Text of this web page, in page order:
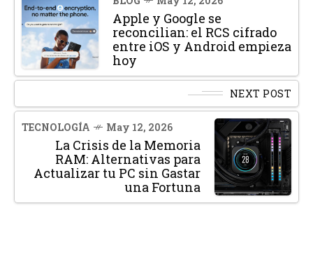
Apple y Google se
reconcilian: el RCS cifrado
entre iOS y Android empieza
hoy
NEXT POST
TECNOLOGÍA May 12, 2026
La Crisis de la Memoria
RAM: Alternativas para
Actualizar tu PC sin Gastar
una Fortuna